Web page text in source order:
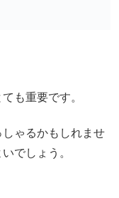
も重要です。
ゃるかもしれませ
でしょう。